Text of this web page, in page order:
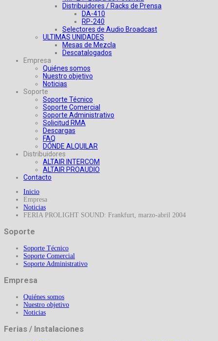
Distribuidores / Racks de Prensa
DA-410
RP-240
Selectores de Audio Broadcast
ULTIMAS UNIDADES
Mesas de Mezcla
Descatalogados
Empresa
Quiénes somos
Nuestro objetivo
Noticias
Soporte
Soporte Técnico
Soporte Comercial
Soporte Administrativo
Solicitud RMA
Descargas
FAQ
DÓNDE ALQUILAR
Distribuidores
ALTAIR INTERCOM
ALTAIR PROAUDIO
Contacto
Inicio
Empresa
Noticias
FERIA PROLIGHT SOUND: Frankfurt, marzo-abril 2004
Soporte
Soporte Técnico
Soporte Comercial
Soporte Administrativo
Empresa
Quiénes somos
Nuestro objetivo
Noticias
Ferias / Instalaciones